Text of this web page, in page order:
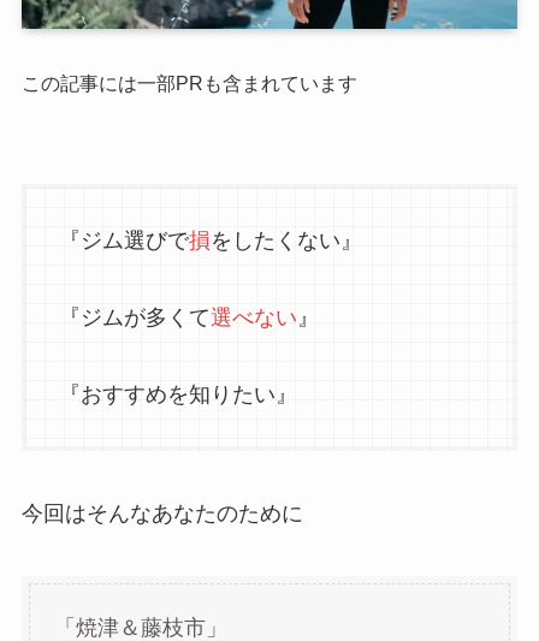
この記事には一部PRも含まれています
『ジム選びで損をしたくない』
『ジムが多くて選べない』
『おすすめを知りたい』
今回はそんなあなたのために
「焼津＆藤枝市」